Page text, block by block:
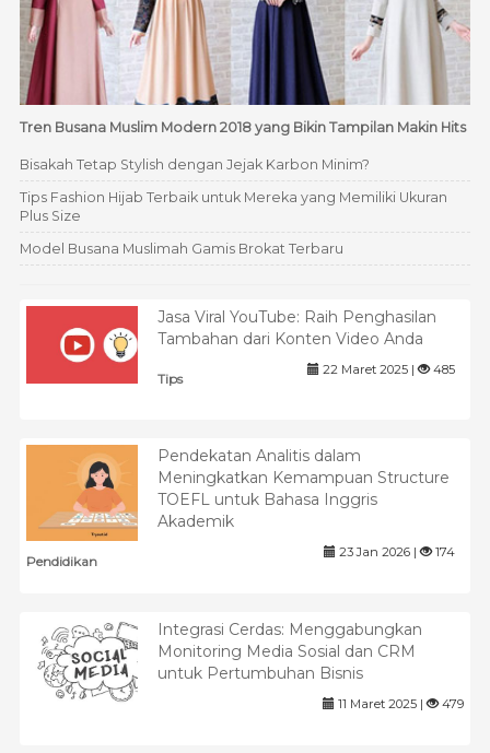
Tren Busana Muslim Modern 2018 yang Bikin Tampilan Makin Hits
Bisakah Tetap Stylish dengan Jejak Karbon Minim?
Tips Fashion Hijab Terbaik untuk Mereka yang Memiliki Ukuran
Plus Size
Model Busana Muslimah Gamis Brokat Terbaru
Jasa Viral YouTube: Raih Penghasilan
Tambahan dari Konten Video Anda
Tips
22 Maret 2025 | 485
Pendekatan Analitis dalam
Meningkatkan Kemampuan Structure
TOEFL untuk Bahasa Inggris
Akademik
Pendidikan
23 Jan 2026 | 174
Integrasi Cerdas: Menggabungkan
Monitoring Media Sosial dan CRM
untuk Pertumbuhan Bisnis
11 Maret 2025 | 479